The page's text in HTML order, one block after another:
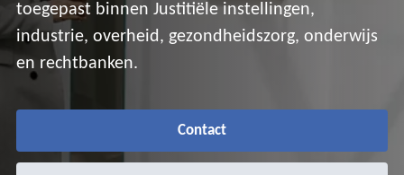
toegepast binnen Justitiële instellingen,
industrie, overheid, gezondheidszorg, onderwijs
en rechtbanken.
Contact